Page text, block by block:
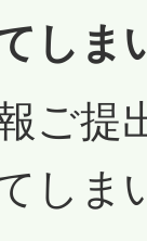
しま
ご
しま